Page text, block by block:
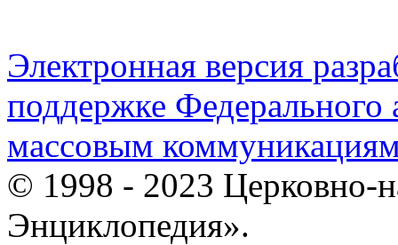
Электронная версия
поддержке Федерального
массовым
© 1998 - 2023 Церковно-
Энциклопедия».